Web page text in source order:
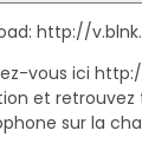
http://
vous ici
et retrouvez
sur la